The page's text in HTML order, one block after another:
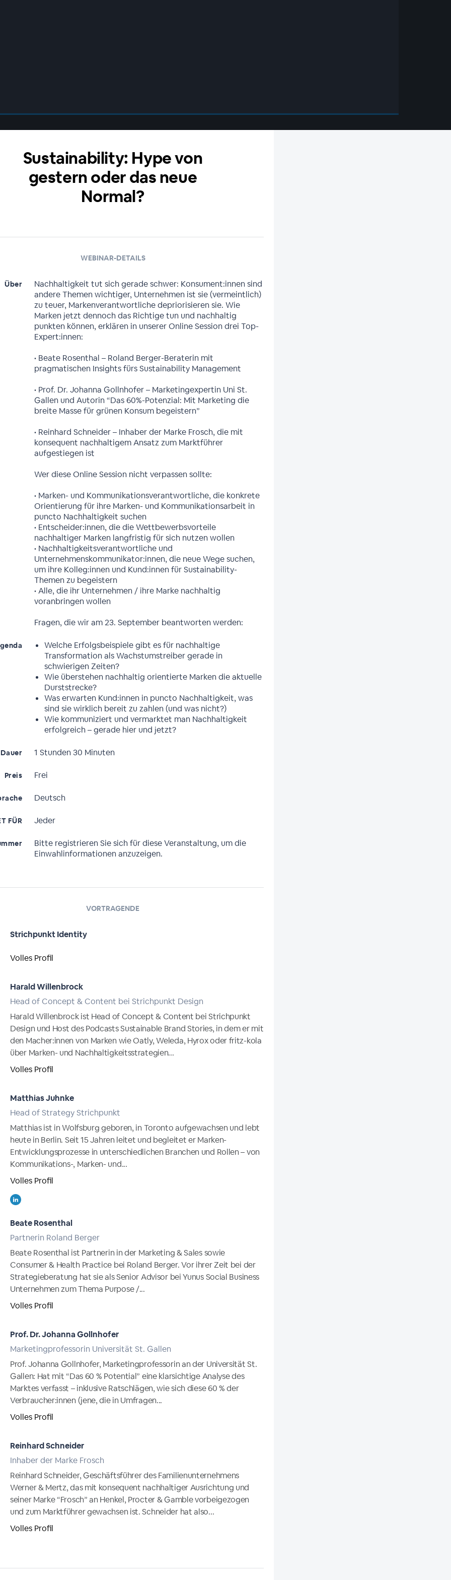
Sustainability: Hype von
gestern oder das neue
Normal?
WEBINAR-DETAILS
Über
Nachhaltigkeit tut sich gerade schwer: Konsument:innen sind
andere Themen wichtiger, Unternehmen ist sie (vermeintlich)
zu teuer, Markenverantwortliche depriorisieren sie. Wie
Marken jetzt dennoch das Richtige tun und nachhaltig
punkten können, erklären in unserer Online Session drei Top-
Expert:innen:
• Beate Rosenthal – Roland Berger-Beraterin mit
pragmatischen Insights fürs Sustainability Management
• Prof. Dr. Johanna Gollnhofer – Marketingexpertin Uni St.
Gallen und Autorin “Das 60%-Potenzial: Mit Marketing die
breite Masse für grünen Konsum begeistern”
• Reinhard Schneider – Inhaber der Marke Frosch, die mit
konsequent nachhaltigem Ansatz zum Marktführer
aufgestiegen ist
Wer diese Online Session nicht verpassen sollte:
• Marken- und Kommunikationsverantwortliche, die konkrete
Orientierung für ihre Marken- und Kommunikationsarbeit in
puncto Nachhaltigkeit suchen
• Entscheider:innen, die die Wettbewerbsvorteile
nachhaltiger Marken langfristig für sich nutzen wollen
• Nachhaltigkeitsverantwortliche und
Unternehmenskommunikator:innen, die neue Wege suchen,
um ihre Kolleg:innen und Kund:innen für Sustainability-
Themen zu begeistern
• Alle, die ihr Unternehmen / ihre Marke nachhaltig
voranbringen wollen
Fragen, die wir am 23. September beantworten werden:
Welche Erfolgsbeispiele gibt es für nachhaltige
Transformation als Wachstumstreiber gerade in
schwierigen Zeiten?
Wie überstehen nachhaltig orientierte Marken die aktuelle
Durststrecke?
Was erwarten Kund:innen in puncto Nachhaltigkeit, was
sind sie wirklich bereit zu zahlen (und was nicht?)
Wie kommuniziert und vermarktet man Nachhaltigkeit
erfolgreich – gerade hier und jetzt?
Dauer 1 Stunden 30 Minuten
Preis Frei
Deutsch
FÜR Jeder
Bitte registrieren Sie sich für diese Veranstaltung, um die
Einwahlinformationen anzuzeigen.
VORTRAGENDE
Strichpunkt Identity
Volles Profil
Harald Willenbrock
Head of Concept & Content bei Strichpunkt Design
Harald Willenbrock ist Head of Concept & Content bei Strichpunkt
Design und Host des Podcasts Sustainable Brand Stories, in dem er mit
den Macher:innen von Marken wie Oatly, Weleda, Hyrox oder fritz-kola
über Marken- und Nachhaltigkeitsstrategien...
Volles Profil
Matthias Juhnke
Head of Strategy Strichpunkt
Matthias ist in Wolfsburg geboren, in Toronto aufgewachsen und lebt
heute in Berlin. Seit 15 Jahren leitet und begleitet er Marken-
Entwicklungsprozesse in unterschiedlichen Branchen und Rollen – von
Kommunikations-, Marken- und...
Volles Profil
Beate Rosenthal
Partnerin Roland Berger
Beate Rosenthal ist Partnerin in der Marketing & Sales sowie
Consumer & Health Practice bei Roland Berger. Vor ihrer Zeit bei der
Strategieberatung hat sie als Senior Advisor bei Yunus Social Business
Unternehmen zum Thema Purpose /...
Volles Profil
Prof. Dr. Johanna Gollnhofer
Marketingprofessorin Universität St. Gallen
Prof. Johanna Gollnhofer, Marketingprofessorin an der Universität St.
Gallen: Hat mit “Das 60 % Potential” eine klarsichtige Analyse des
Marktes verfasst – inklusive Ratschlägen, wie sich diese 60 % der
Verbraucher:innen (jene, die in Umfragen...
Volles Profil
Reinhard Schneider
Inhaber der Marke Frosch
Reinhard Schneider, Geschäftsführer des Familienunternehmens
Werner & Mertz, das mit konsequent nachhaltiger Ausrichtung und
seiner Marke “Frosch” an Henkel, Procter & Gamble vorbeigezogen
und zum Marktführer gewachsen ist. Schneider hat also...
Volles Profil